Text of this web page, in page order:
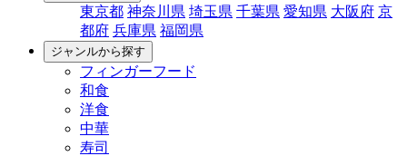
東京都 神奈川県 埼玉県 千葉県 愛知県 大阪府 京
都府 兵庫県 福岡県
ジャンルから探す
フィンガーフード
和食
洋食
中華
寿司